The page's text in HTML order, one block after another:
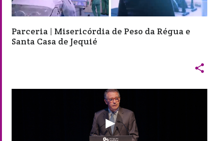
Parceria | Misericórdia de Peso da Régua e
Santa Casa de Jequié
